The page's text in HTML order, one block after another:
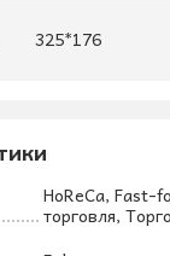
325*176
HoReCa, Fast-
торговля,